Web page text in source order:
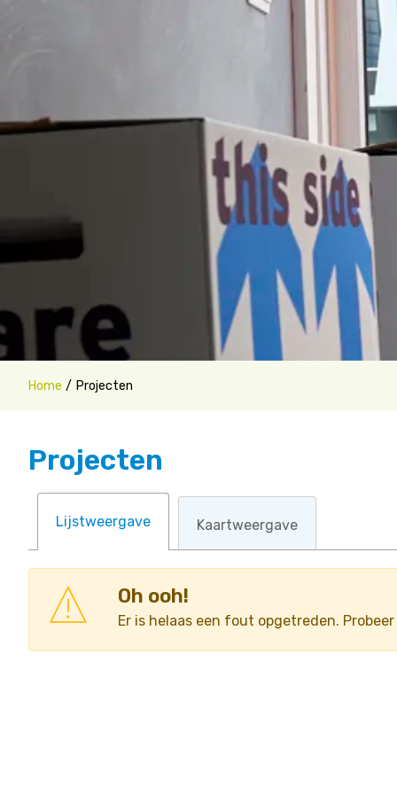
Home Projecten
Projecten
Lijstweergave Kaartweergave
Oh ooh!
Er is helaas een fout opgetreden.